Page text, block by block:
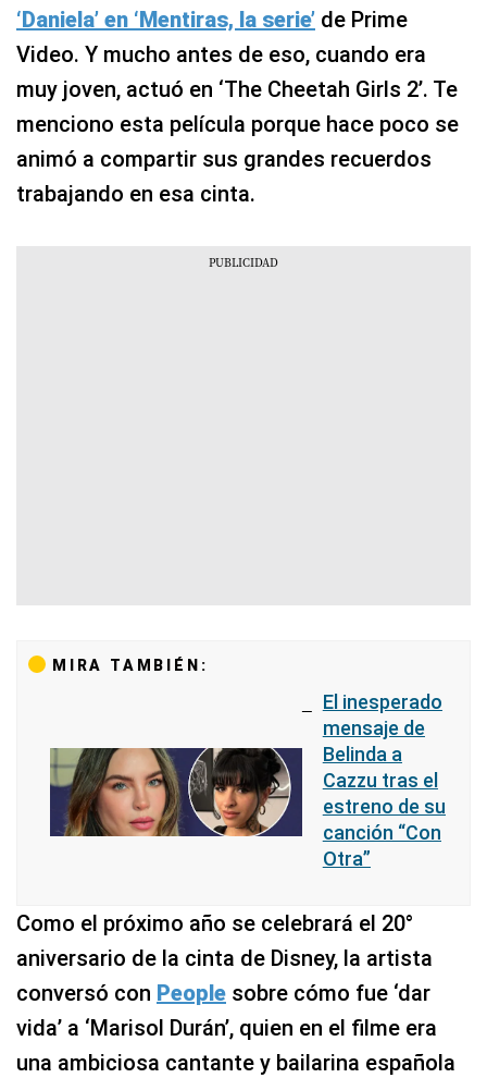
‘Daniela’ en ‘Mentiras, la serie’ de Prime
Video. Y mucho antes de eso, cuando era
muy joven, actuó en ‘The Cheetah Girls 2’. Te
menciono esta película porque hace poco se
animó a compartir sus grandes recuerdos
trabajando en esa cinta.
MIRA TAMBIÉN:
El inesperado
mensaje de
Belinda a
Cazzu tras el
estreno de su
canción “Con
Otra”
Como el próximo año se celebrará el 20°
aniversario de la cinta de Disney, la artista
conversó con People sobre cómo fue ‘dar
vida’ a ‘Marisol Durán’, quien en el filme era
una ambiciosa cantante y bailarina española